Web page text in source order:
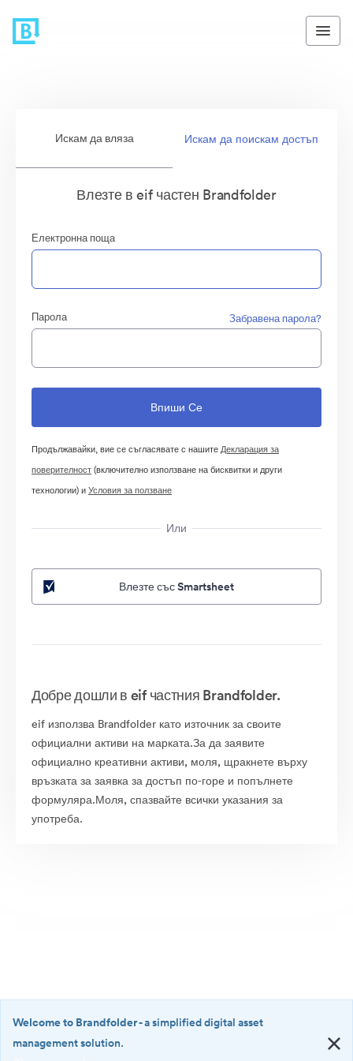
Искам да вляза Искам да поискам достъп
Влезте в eif частен Brandfolder
Електронна поща
Парола Забравена парола?
Продължавайки, вие се съгласявате с нашитеДекларация за
поверителност(включително използване на бисквитки и други
технологии) иУсловия за ползване
Или
Влезте със Smartsheet
Добре дошли в eif частния Brandfolder.
eif използва Brandfolder като източник за своите
официални активи на марката.За да заявите
официално креативни активи, моля, щракнете върху
връзката за заявка за достъп по-горе и попълнете
формуляра.Моля, спазвайте всички указания за
употреба.
Welcome to Brandfolder- a simplified digital asset
management solution.